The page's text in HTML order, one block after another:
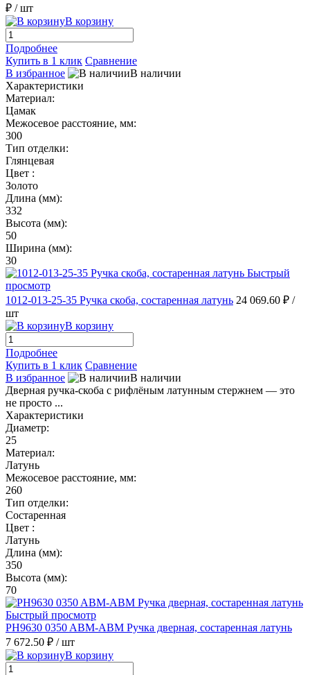
₽ / шт
В корзину
Подробнее
Купить в 1 клик Сравнение
В избранное
В наличии
Характеристики
Материал:
Цамак
Межосевое расстояние, мм:
300
Тип отделки:
Глянцевая
Цвет :
Золото
Длина (мм):
332
Высота (мм):
50
Ширина (мм):
30
Быстрый
просмотр
1012-013-25-35 Ручка скоба, состаренная латунь 24 069.60 ₽ /
шт
В корзину
Подробнее
Купить в 1 клик Сравнение
В избранное
В наличии
Дверная ручка-скоба с рифлёным латунным стержнем — это
не просто ...
Характеристики
Диаметр:
25
Материал:
Латунь
Межосевое расстояние, мм:
260
Тип отделки:
Состаренная
Цвет :
Латунь
Длина (мм):
350
Высота (мм):
70
Быстрый просмотр
PH9630 0350 ABM-ABM Ручка дверная, состаренная латунь
7 672.50 ₽ / шт
В корзину